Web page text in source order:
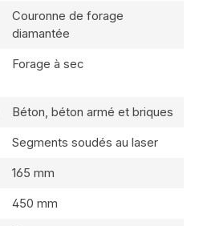
Couronne de forage
diamantée
Forage à sec
Béton, béton armé et briques
Segments soudés au laser
165 mm
450 mm